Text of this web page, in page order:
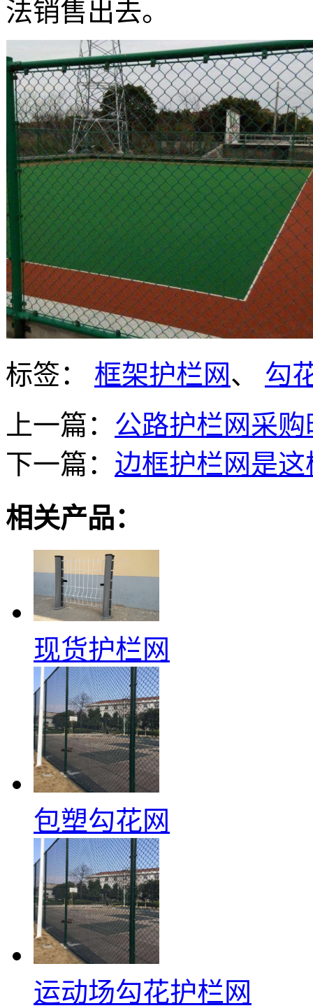
法销售出去。
标签： 框架护栏网、 勾
上一篇： 公路护栏网采
下一篇： 边框护栏网是
相关产品：
现货护栏网
包塑勾花网
运动场勾花护栏网